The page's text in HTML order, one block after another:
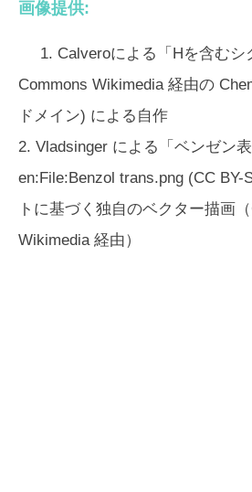
画像提供:
1. Calveroによる「Hを含む
Commons Wikimedia 経由の
ドメイン) による自作
2. Vladsinger による「ベンゼン
en:File:Benzol trans.png (CC BY-
トに基づく独自のベクター描画
Wikimedia 経由）